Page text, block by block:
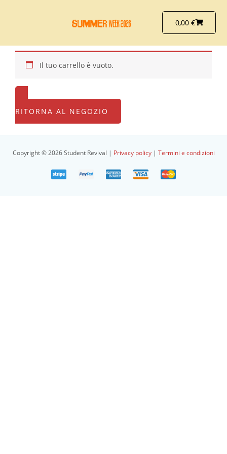
0,00 €Carrello
Il tuo carrello è vuoto.
RITORNA AL NEGOZIO
Copyright © 2026 Student Revival | Privacy policy | Termini e condizioni